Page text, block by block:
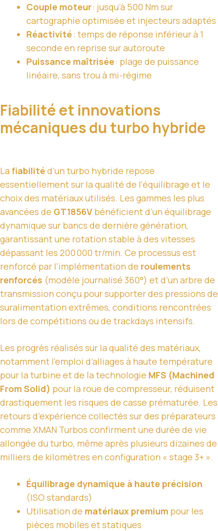
Couple moteur: jusqu’à 500 Nm sur
cartographie optimisée et injecteurs adaptés
Réactivité: temps de réponse inférieur à 1
seconde en reprise sur autoroute
Puissance maîtrisée: plage de puissance
linéaire, sans trou à mi-régime
Fiabilité et innovations
mécaniques du turbo hybride
La fiabilité d’un turbo hybride repose
essentiellement sur la qualité de l’équilibrage et le
choix des matériaux utilisés. Les gammes les plus
avancées de GT1856V bénéficient d’un équilibrage
dynamique sur bancs de dernière génération,
garantissant une rotation stable à des vitesses
dépassant les 200 000 tr/min. Ce processus est
renforcé par l’implémentation de roulements
renforcés (modèle journalisé 360°) et d’un arbre de
transmission conçu pour supporter des pressions de
suralimentation extrêmes, conditions rencontrées
lors de compétitions ou de trackdays intensifs.
Les progrès réalisés sur la qualité des matériaux,
notamment l’emploi d’alliages à haute température
pour la turbine et de la technologie MFS (Machined
From Solid) pour la roue de compresseur, réduisent
drastiquement les risques de casse prématurée. Les
retours d’expérience collectés sur des préparateurs
comme XMAN Turbos confirment une durée de vie
allongée du turbo, même après plusieurs dizaines de
milliers de kilomètres en configuration « stage 3+ ».
Équilibrage dynamique à haute précision
(ISO standards)
Utilisation de matériaux premium pour les
pièces mobiles et statiques